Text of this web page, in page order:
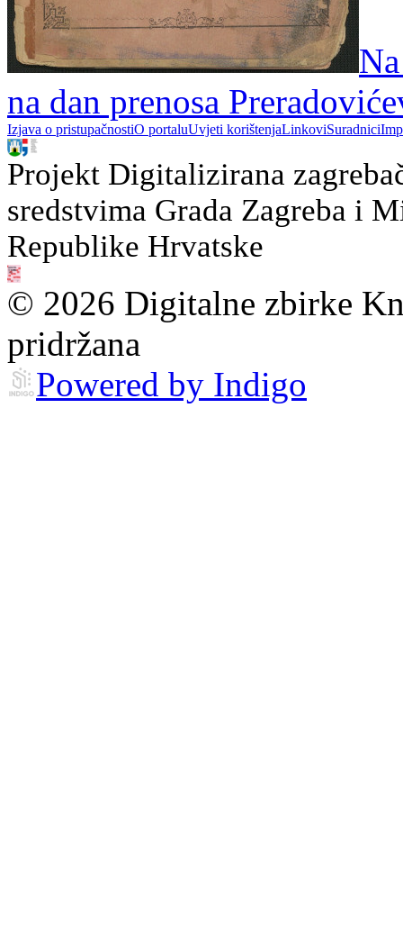
na dan prenosa
Izjava o pristupačnostiO portaluUvjeti korištenjaLinkoviSuradnici
Projekt Digitalizirana
sredstvima Grada Zagreba i
Republike Hrvatske
© 2026 Digitalne zbirke
pridržana
Powered by Indigo